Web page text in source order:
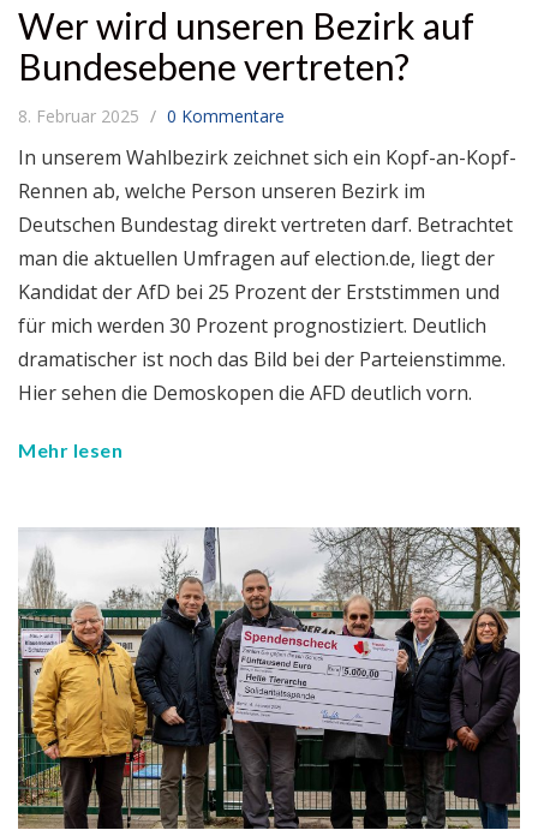
Wer wird unseren Bezirk auf
Bundesebene vertreten?
8. Februar 2025 0 Kommentare
In unserem Wahlbezirk zeichnet sich ein Kopf-an-Kopf-
Rennen ab, welche Person unseren Bezirk im
Deutschen Bundestag direkt vertreten darf. Betrachtet
man die aktuellen Umfragen auf election.de, liegt der
Kandidat der AfD bei 25 Prozent der Erststimmen und
für mich werden 30 Prozent prognostiziert. Deutlich
dramatischer ist noch das Bild bei der Parteienstimme.
Hier sehen die Demoskopen die AFD deutlich vorn.
Mehr lesen